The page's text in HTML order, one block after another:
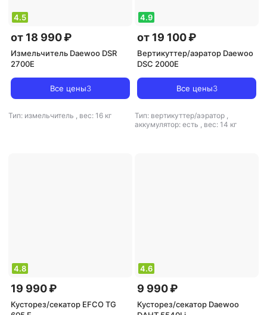
4.5
от 18 990 ₽
Измельчитель Daewoo DSR
2700E
Все цены3
Тип: измельчитель , вес: 16 кг
4.9
от 19 100 ₽
Вертикуттер/аэратор Daewoo
DSC 2000E
Все цены3
Тип: вертикуттер/аэратор ,
аккумулятор: есть , вес: 14 кг
4.8
19 990 ₽
Кусторез/секатор EFCO TG
4.6
9 990 ₽
Кусторез/секатор Daewoo